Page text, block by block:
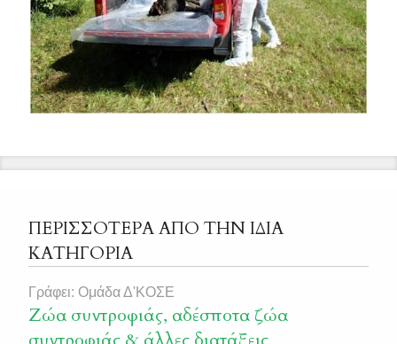
ΠΕΡΙΣΣΟΤΕΡΑ ΑΠΟ ΤΗΝ ΙΔΙΑ
ΚΑΤΗΓΟΡΙΑ
Γράφει: Ομάδα Δ'ΚΟΣΕ
Ζώα συντροφιάς, αδέσποτα ζώα